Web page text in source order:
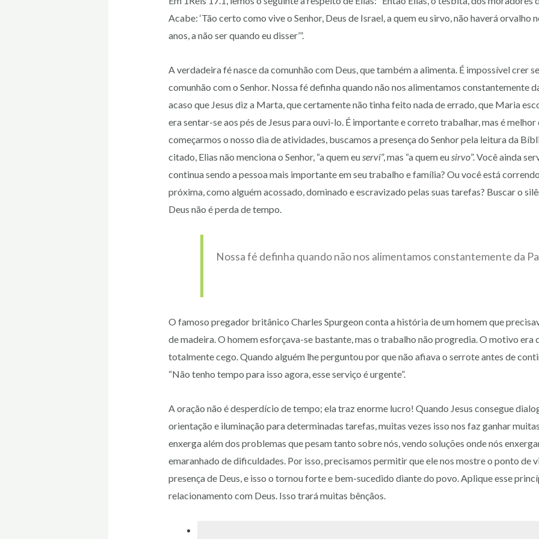
Acabe: ‘Tão certo como vive o Senhor, Deus de Israel, a quem eu sirvo, não haverá orvalho
anos, a não ser quando eu disser’”.
A verdadeira fé nasce da comunhão com Deus, que também a alimenta. É impossível crer
comunhão com o Senhor. Nossa fé definha quando não nos alimentamos constantemente
acaso que Jesus diz a Marta, que certamente não tinha feito nada de errado, que Maria
era sentar-se aos pés de Jesus para ouvi-lo. É importante e correto trabalhar, mas é melhor
começarmos o nosso dia de atividades, buscamos a presença do Senhor pela leitura da
citado, Elias não menciona o Senhor, “a quem eu servi”, mas “a quem eu sirvo”. Você ainda
continua sendo a pessoa mais importante em seu trabalho e família? Ou você está
próxima, como alguém acossado, dominado e escravizado pelas suas tarefas? Buscar o
Deus não é perda de tempo.
Nossa fé definha quando não nos alimentamos constantemente da
O famoso pregador britânico Charles Spurgeon conta a história de um homem que
de madeira. O homem esforçava-se bastante, mas o trabalho não progredia. O motivo era
totalmente cego. Quando alguém lhe perguntou por que não afiava o serrote antes de
“Não tenho tempo para isso agora, esse serviço é urgente”.
A oração não é desperdício de tempo; ela traz enorme lucro! Quando Jesus consegue
orientação e iluminação para determinadas tarefas, muitas vezes isso nos faz ganhar
enxerga além dos problemas que pesam tanto sobre nós, vendo soluções onde nós
emaranhado de dificuldades. Por isso, precisamos permitir que ele nos mostre o ponto de
presença de Deus, e isso o tornou forte e bem-sucedido diante do povo. Aplique esse
relacionamento com Deus. Isso trará muitas bênçãos.